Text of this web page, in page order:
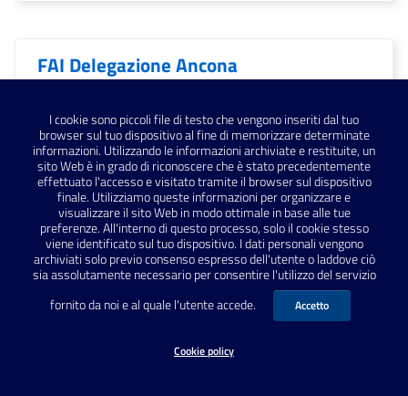
I cookie sono piccoli file di testo che vengono inseriti dal tuo
browser sul tuo dispositivo al fine di memorizzare determinate
informazioni. Utilizzando le informazioni archiviate e restituite, un
sito Web è in grado di riconoscere che è stato precedentemente
effettuato l'accesso e visitato tramite il browser sul dispositivo
finale. Utilizziamo queste informazioni per organizzare e
visualizzare il sito Web in modo ottimale in base alle tue
preferenze. All'interno di questo processo, solo il cookie stesso
viene identificato sul tuo dispositivo. I dati personali vengono
archiviati solo previo consenso espresso dell'utente o laddove ciò
sia assolutamente necessario per consentire l'utilizzo del servizio
fornito da noi e al quale l'utente accede.
Accetto
Cookie policy
FAI Delegazione Ancona
Falerio Picenus
Falerone
Fano